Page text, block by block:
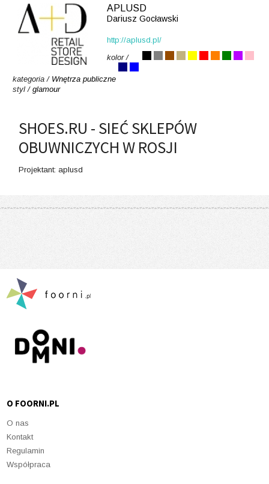
APLUSD
Dariusz Gocławski
http://aplusd.pl/
kolor /
kategoria / Wnętrza publiczne
styl / glamour
SHOES.RU - SIEĆ SKLEPÓW
OBUWNICZYCH W ROSJI
Projektant: aplusd
O FOORNI.PL
O nas
Kontakt
Regulamin
Współpraca